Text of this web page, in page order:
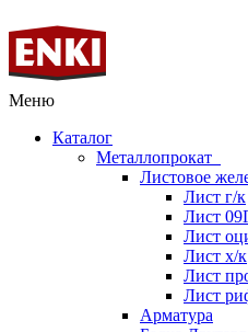
Меню
Каталог
Металлопрокат
Листовое
Лист г/к
Лист
Лист
Лист х/к
Лист
Лист
Арматура